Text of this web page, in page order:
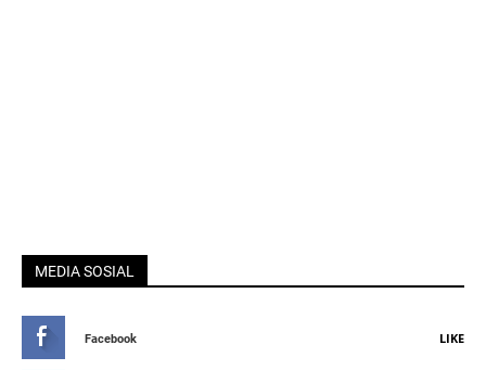
MEDIA SOSIAL
Facebook LIKE